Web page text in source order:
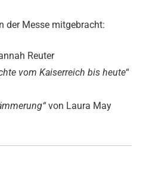
der Messe mitgebracht:
Reuter
vom Kaiserreich bis heute“
von Laura May